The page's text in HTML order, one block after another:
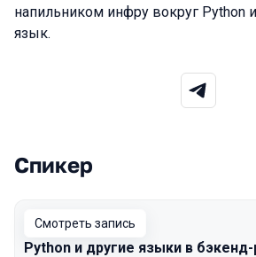
напильником инфру вокруг Python
язык.
Выступления в сезоне
Спикер
Смотреть запись
Python и другие языки в